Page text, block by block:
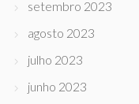
setembro 2023
agosto 2023
julho 2023
junho 2023